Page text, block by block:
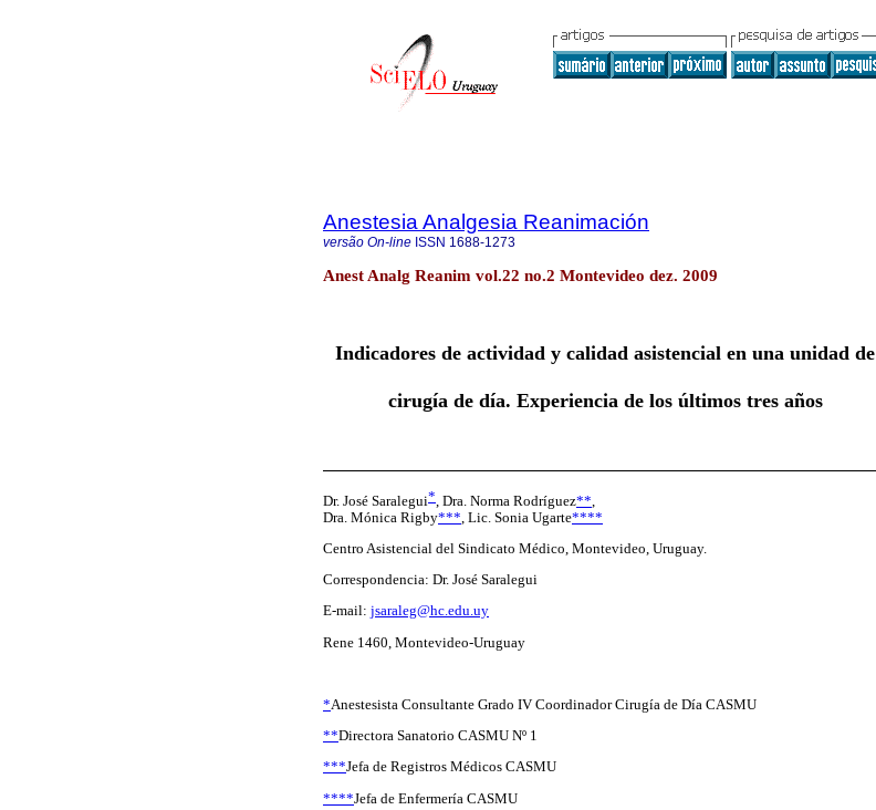
Anestesia Analgesia Reanimación
versão On-line ISSN 1688-1273
Anest Analg Reanim vol.22 no.2 Montevideo dez. 2009
Indicadores de actividad y calidad asistencial en una unidad de
cirugía de día. Experiencia de los últimos tres años
Dr. José Saralegui* Dra. Norma Rodríguez**
Dra. Mónica Rigby*** Lic. Sonia Ugarte****
Centro Asistencial del Sindicato Médico, Montevideo, Uruguay.
Correspondencia: Dr. José Saralegui
E-mail: jsaraleg@hc.edu.uy
Rene 1460, Montevideo-Uruguay
*Anestesista Consultante Grado IV Coordinador Cirugía de Día CASMU
**Directora Sanatorio CASMU Nº 1
***Jefa de Registros Médicos CASMU
****Jefa de Enfermería CASMU